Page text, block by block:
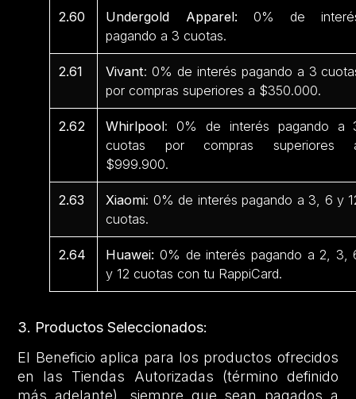
2.60 Undergold Apparel: 0% de
pagando a 3 cuotas.
2.61 Vivant: 0% de interés pagando a 3
por compras superiores a $350.000.
2.62 Whirlpool: 0% de interés pagando a
cuotas por compras superiores
$999.900.
2.63 Xiaomi: 0% de interés pagando a 3, 6 y
cuotas.
2.64 Huawei: 0% de interés pagando a 2, 3,
y 12 cuotas con tu RappiCard.
3. Productos Seleccionados:
El Beneficio aplica para los productos ofrecidos
en las Tiendas Autorizadas (término definido
más adelante), siempre que sean pagados a